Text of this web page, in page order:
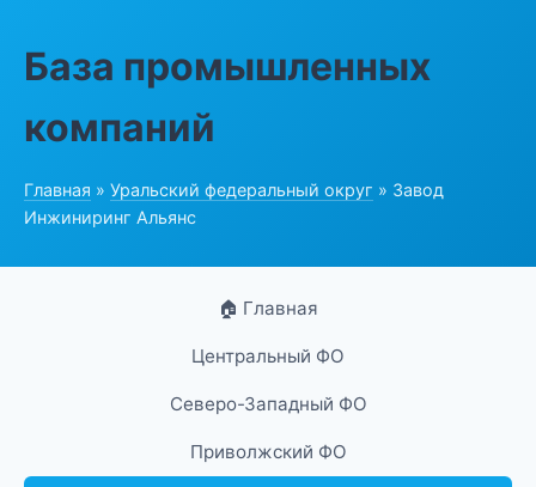
База промышленных
компаний
Главная » Уральский федеральный округ » Завод
Инжиниринг Альянс
🏠 Главная
Центральный ФО
Северо-Западный ФО
Приволжский ФО